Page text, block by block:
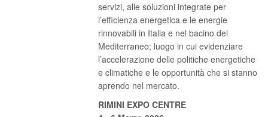
servizi, alle soluzioni integrate per
l’efficienza energetica e le energie
rinnovabili in Italia e nel bacino del
Mediterraneo; luogo in cui evidenziare
l’accelerazione delle politiche energetiche
e climatiche e le opportunità che si stanno
aprendo nel mercato.
RIMINI EXPO CENTRE